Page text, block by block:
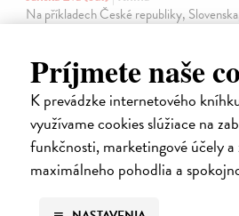
Príjmete naše
K prevádzke internetového
využívame cookies slúžiace na
funkčnosti, marketingové účely a
maximálneho pohodlia a
Na příkladech České republiky,
zaměřením na dosud…
Zasielame do 12 dní
27,35 €
28,20 € ?